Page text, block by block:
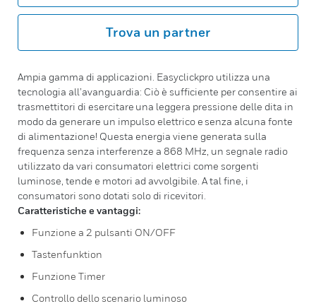
Trova un partner
Ampia gamma di applicazioni. Easyclickpro utilizza una
tecnologia all’avanguardia: Ciò è sufficiente per consentire ai
trasmettitori di esercitare una leggera pressione delle dita in
modo da generare un impulso elettrico e senza alcuna fonte
di alimentazione! Questa energia viene generata sulla
frequenza senza interferenze a 868 MHz, un segnale radio
utilizzato da vari consumatori elettrici come sorgenti
luminose, tende e motori ad avvolgibile. A tal fine, i
consumatori sono dotati solo di ricevitori.
Caratteristiche e vantaggi:
Funzione a 2 pulsanti ON/OFF
Tastenfunktion
Funzione Timer
Controllo dello scenario luminoso